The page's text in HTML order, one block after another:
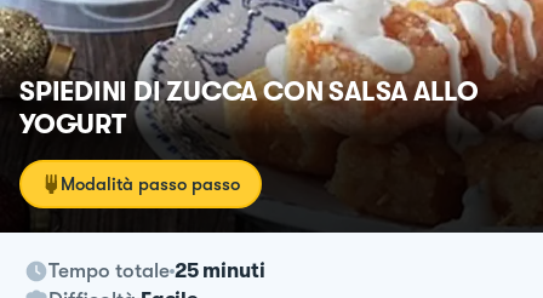
SPIEDINI DI ZUCCA CON SALSA ALLO
YOGURT
Modalità passo passo
Tempo totale 25 minuti